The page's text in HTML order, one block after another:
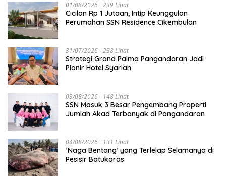
01/08/2026 239 Lihat
Cicilan Rp 1 Jutaan, Intip Keunggulan
Perumahan SSN Residence Cikembulan
31/07/2026 238 Lihat
Strategi Grand Palma Pangandaran Jadi
Pionir Hotel Syariah
03/08/2026 148 Lihat
SSN Masuk 3 Besar Pengembang Properti
Jumlah Akad Terbanyak di Pangandaran
04/08/2026 131 Lihat
‘Naga Bentang’ yang Terlelap Selamanya di
Pesisir Batukaras